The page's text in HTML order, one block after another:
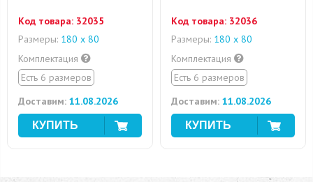
Код товара: 32035
Размеры: 180 x 80
Комплектация
Есть 6 размеров
Доставим: 11.08.2026
Код товара: 32036
Размеры: 180 x 80
Комплектация
Есть 6 размеров
Доставим: 11.08.2026